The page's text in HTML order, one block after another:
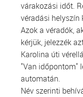
várakozási időt.
véradási helyszín
Azok a véradók,
kérjük, jelezzék
Karolina úti
"Van időpontom"
automatán.
Név szerinti